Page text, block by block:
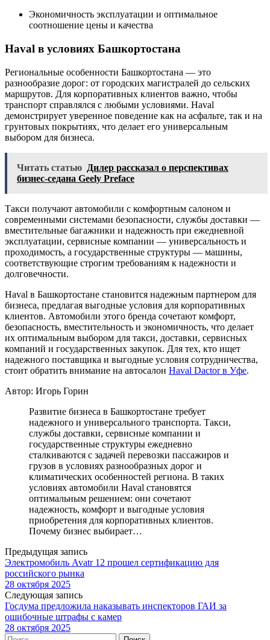
Экономичность эксплуатации и оптимальное
соотношение цены и качества
Haval в условиях Башкортостана
Региональные особенности Башкортостана — это
разнообразие дорог: от городских магистралей до сельских
маршрутов. Для корпоративных клиентов важно, чтобы
транспорт справлялся с любыми условиями. Haval
демонстрирует уверенное поведение как на асфальте, так и на
грунтовых покрытиях, что делает его универсальным
выбором для бизнеса.
Читать статью Дилер рассказал о перспективах
бизнес-седана Geely Preface
Такси получают автомобили с комфортным салоном и
современными системами безопасности, службы доставки —
вместительные багажники и надежность при ежедневной
эксплуатации, сервисные компании — универсальность и
проходимость, а государственные структуры — машины,
соответствующие строгим требованиям к надежности и
долговечности.
Haval в Башкортостане становится надежным партнером для
бизнеса, предлагая выгодные условия для корпоративных
клиентов. Автомобили этого бренда сочетают комфорт,
безопасность, вместительность и экономичность, что делает
их оптимальным выбором для такси, доставки, сервисных
компаний и государственных закупок. Для тех, кто ищет
надежного поставщика и выгодные условия сотрудничества,
стоит обратить внимание на автосалон Haval Dactor в Уфе.
Автор: Игорь Горин
Развитие бизнеса в Башкортостане требует
надежного и универсального транспорта. Такси,
службы доставки, сервисные компании и
государственные структуры ежедневно
сталкиваются с задачей перевозки пассажиров и
грузов в условиях разнообразных дорог и
климатических особенностей региона. В таких
условиях автомобили Haval становятся
оптимальным решением: они сочетают
надежность, комфорт и выгодные условия
приобретения для корпоративных клиентов.
Почему бизнес выбирает…
Предыдущая запись
Электромобиль Avatr 12 прошел сертификацию для
российского рынка
28 октября 2025
Следующая запись
Госдума предложила наказывать инспекторов ГАИ за
ошибочные штрафы с камер
28 октября 2025
Найти: